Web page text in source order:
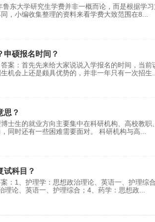
东大学研究生学费并非一概而论，而是根据学
，小编收集整理的资料来看学费大致范围在8
申硕报名时间？
案：首先先来给大家说说入学报名的时间，当
机会上还是颇具优势的，并非一年只有一次招生
思？
士生的就业方向主要集中在科研机构、高校教
同时还有一些困难需要面对。 ‌科研机构与高
试科目？
：1、护理学：思想政治理论、英语一、护理综
理论、英语一、护理综合；4、药学：思想政